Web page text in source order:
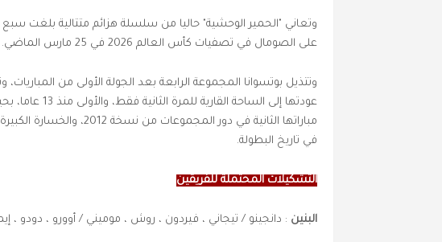
على الصومال في تصفيات كأس العالم 2026 في 25 مارس الماضي.
وتتذيل بوتسوانا المجموعة الرابعة بعد الجولة الأولى من المباريات،
عودتها إلى
في تاريخ البطولة.
التشكيلات المحتملة للفريقين
البنين : دانجينو / تيجاني ، فيردون ، روش ، موميني / أوورو ، دودو ،